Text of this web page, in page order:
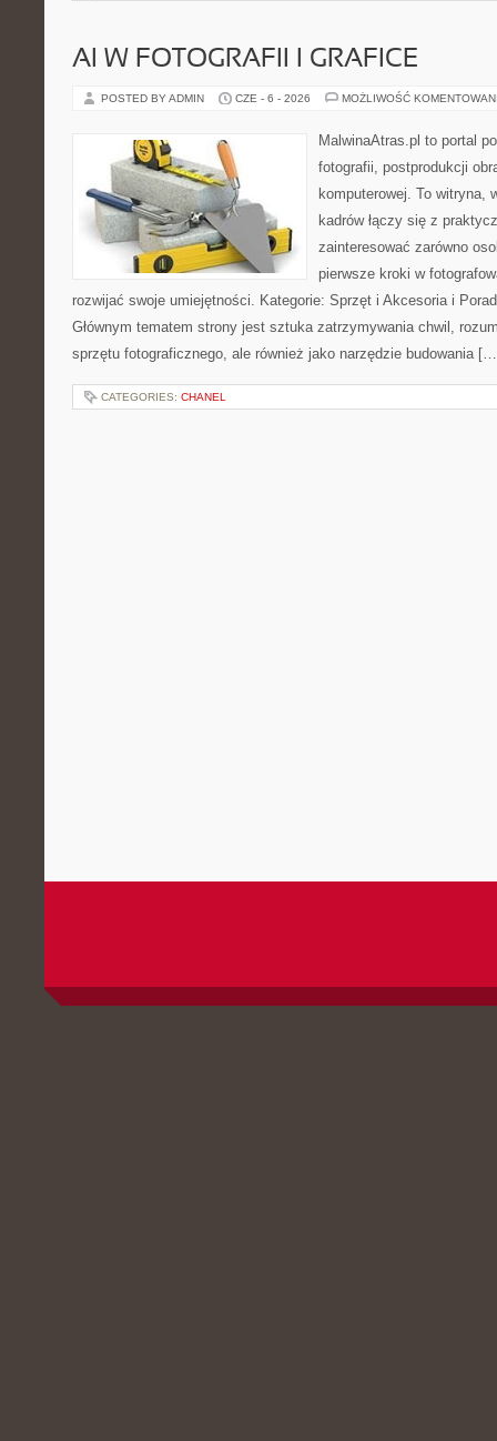
AI W FOTOGRAFII I GRAFICE
POSTED BY ADMIN CZE - 6 - 2026 MOŻLIWOŚĆ
MalwinaAtras.pl to portal
fotografii, postprodukcji
komputerowej. To witryna,
kadrów łączy się z
zainteresować zarówno
pierwsze kroki w
rozwijać swoje umiejętności. Kategorie: Sprzęt i Akcesoria i
Głównym tematem strony jest sztuka zatrzymywania chwil,
sprzętu fotograficznego, ale również jako narzędzie budowania
CATEGORIES: CHANEL